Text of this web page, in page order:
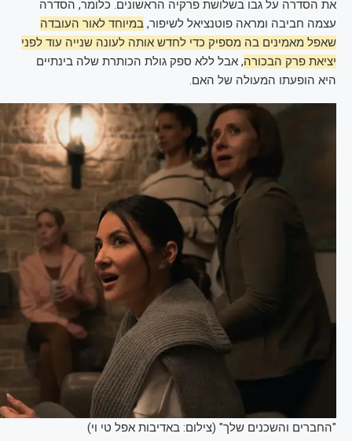
את הסדרה על גבו בשלושת פרקיה הראשונים. כלומר, הסדרה
עצמה חביבה ומראה פוטנציאל לשיפור, במיוחד לאור העובדה
שאפל מאמינים בה מספיק כדי לחדש אותה לעונה שנייה עוד לפני
יציאת פרק הבכורה, אבל ללא ספק גולת הכותרת שלה בינתיים
היא הופעתו המעולה של האם.
"החברים והשכנים שלך" (צילום: באדיבות אפל טי וי)